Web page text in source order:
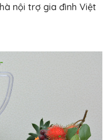
nội trợ gia đình Việt